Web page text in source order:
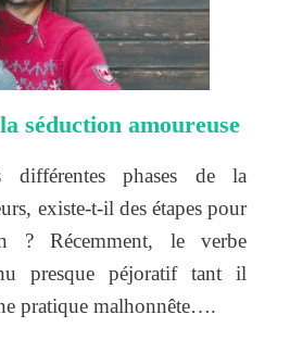
séduction amoureuse
différentes phases de la
existe-t-il des étapes pour
? Récemment, le verbe
presque péjoratif tant il
pratique malhonnête….